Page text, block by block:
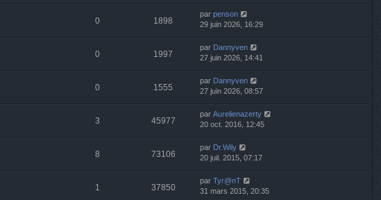
0 1898
par penson
29 juin 2026, 16:29
0 1997
par Dannyven
27 juin 2026, 14:41
0 1555
par Dannyven
27 juin 2026, 08:57
3 45977
par Aurelienazerty
20 oct. 2016, 12:45
8 73106
par Dr.Wily
20 juil. 2015, 07:17
1 37850
par Tyr@nT
31 mars 2015, 20:35